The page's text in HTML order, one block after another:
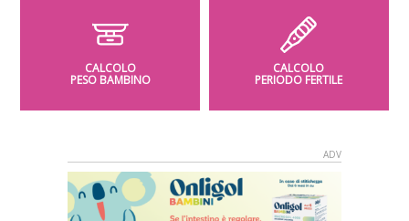
CALCOLO
PESO BAMBINO
CALCOLO
PERIODO FERTILE